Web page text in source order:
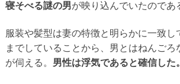
寝そべる謎の男が映り込んでいたのであ
服装や髪型は妻の特徴と明らかに一致し
までしていることから、男とはねんごろ
が伺える。 男性は浮気であると確信した。